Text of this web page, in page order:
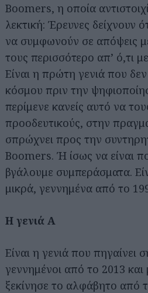
Boomers, η οποία
λεκτική: Έρευνες δείχνουν
να συμφωνούν σε απόψεις
τους περισσότερο απ’ ό,τι
Είναι η πρώτη γενιά που δεν
κόσμου πριν την
περίμενε κανείς αυτό να
προοδευτικούς, στην
σπρώχνει προς την
Boomers. Ή ίσως να είναι
βγάλουμε συμπεράσματα.
μικρά, γεννημένα από το
Η γενιά Α
Είναι η γενιά που πηγαίνει
γεννημένοι από το 2013
ξεκίνησε το αλφάβητο από
Αναζήτηση
για...